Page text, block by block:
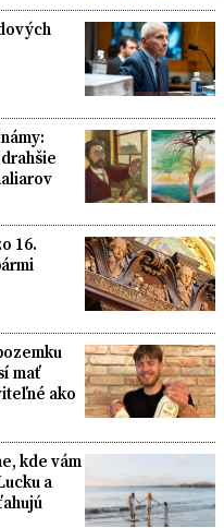
16.
mať
ako
kde vám
a